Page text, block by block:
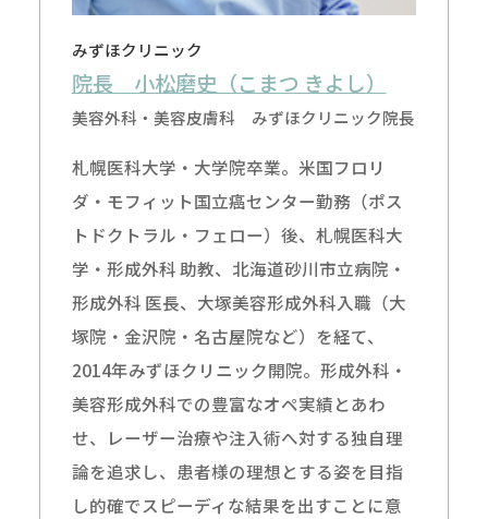
みずほクリニック
院長 小松磨史（こまつ きよし）
美容外科・美容皮膚科 みずほクリニック院長
札幌医科大学・大学院卒業。米国フロリ
ダ・モフィット国立癌センター勤務（ポス
トドクトラル・フェロー）後、札幌医科大
学・形成外科 助教、北海道砂川市立病院・
形成外科 医長、大塚美容形成外科入職（大
塚院・金沢院・名古屋院など）を経て、
2014年みずほクリニック開院。形成外科・
美容形成外科での豊富なオペ実績とあわ
せ、レーザー治療や注入術へ対する独自理
論を追求し、患者様の理想とする姿を目指
し的確でスピーディな結果を出すことに意